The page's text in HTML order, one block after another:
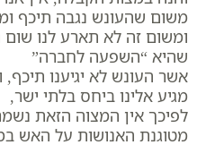
משום שהעונש נגבה תיכף
ומשום זה לא תארע לנו
שהיא “השפעה לחברה”
אשר העונש לא יגיענו
מגיע אלינו ביחס בלתי ישר,
לפיכך אין המצוה הזאת
מטוגנת האנושות על האש